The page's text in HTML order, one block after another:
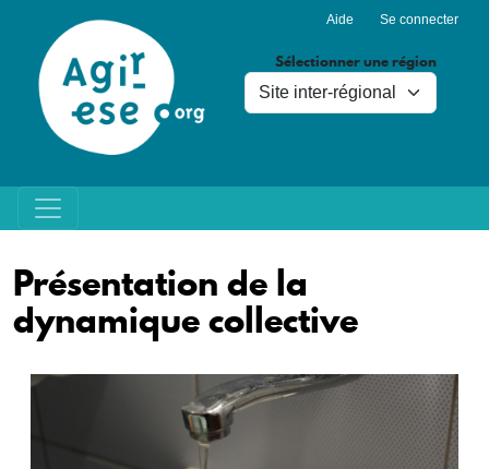
Aller au contenu principal
Aide Se connecter
Sélectionner une région
Présentation de la
dynamique collective